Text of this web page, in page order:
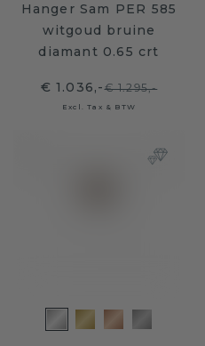
Hanger Sam PER 585
witgoud bruine
diamant 0.65 crt
€ 1.036,-€ 1.295,-
Excl. Tax & BTW